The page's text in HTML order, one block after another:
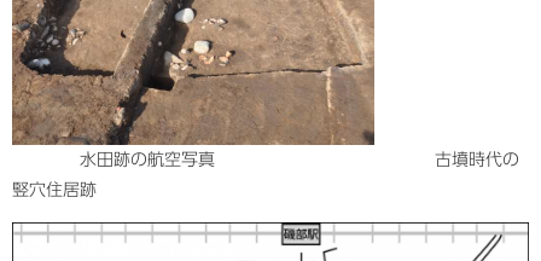
水田跡の航空写真 古墳時代の
竪穴住居跡